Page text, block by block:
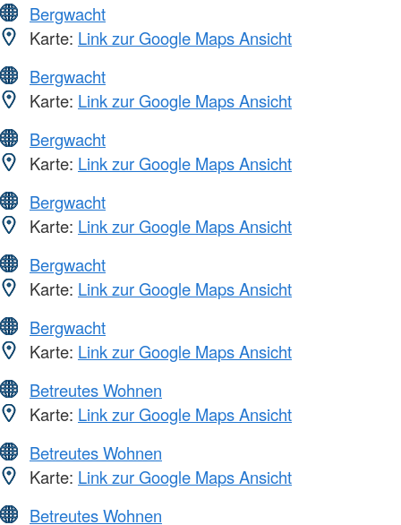
Bergwacht
Karte: Link zur Google Maps Ansicht
Bergwacht
Karte: Link zur Google Maps Ansicht
Bergwacht
Karte: Link zur Google Maps Ansicht
Bergwacht
Karte: Link zur Google Maps Ansicht
Bergwacht
Karte: Link zur Google Maps Ansicht
Bergwacht
Karte: Link zur Google Maps Ansicht
Betreutes Wohnen
Karte: Link zur Google Maps Ansicht
Betreutes Wohnen
Karte: Link zur Google Maps Ansicht
Betreutes Wohnen